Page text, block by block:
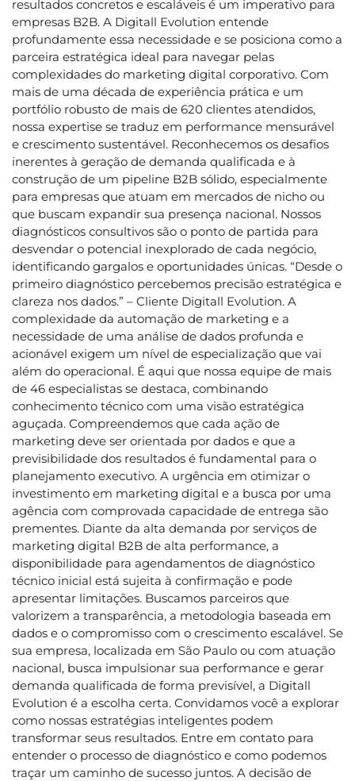
resultados concretos e escaláveis é um imperativo para
empresas B2B. A Digitall Evolution entende
profundamente essa necessidade e se posiciona como a
parceira estratégica ideal para navegar pelas
complexidades do marketing digital corporativo. Com
mais de uma década de experiência prática e um
portfólio robusto de mais de 620 clientes atendidos,
nossa expertise se traduz em performance mensurável
e crescimento sustentável. Reconhecemos os desafios
inerentes à geração de demanda qualificada e à
construção de um pipeline B2B sólido, especialmente
para empresas que atuam em mercados de nicho ou
que buscam expandir sua presença nacional. Nossos
diagnósticos consultivos são o ponto de partida para
desvendar o potencial inexplorado de cada negócio,
identificando gargalos e oportunidades únicas. “Desde o
primeiro diagnóstico percebemos precisão estratégica e
clareza nos dados.” – Cliente Digitall Evolution. A
complexidade da automação de marketing e a
necessidade de uma análise de dados profunda e
acionável exigem um nível de especialização que vai
além do operacional. É aqui que nossa equipe de mais
de 46 especialistas se destaca, combinando
conhecimento técnico com uma visão estratégica
aguçada. Compreendemos que cada ação de
marketing deve ser orientada por dados e que a
previsibilidade dos resultados é fundamental para o
planejamento executivo. A urgência em otimizar o
investimento em marketing digital e a busca por uma
agência com comprovada capacidade de entrega são
prementes. Diante da alta demanda por serviços de
marketing digital B2B de alta performance, a
disponibilidade para agendamentos de diagnóstico
técnico inicial está sujeita à confirmação e pode
apresentar limitações. Buscamos parceiros que
valorizem a transparência, a metodologia baseada em
dados e o compromisso com o crescimento escalável. Se
sua empresa, localizada em São Paulo ou com atuação
nacional, busca impulsionar sua performance e gerar
demanda qualificada de forma previsível, a Digitall
Evolution é a escolha certa. Convidamos você a explorar
como nossas estratégias inteligentes podem
transformar seus resultados. Entre em contato para
entender o processo de diagnóstico e como podemos
traçar um caminho de sucesso juntos. A decisão de